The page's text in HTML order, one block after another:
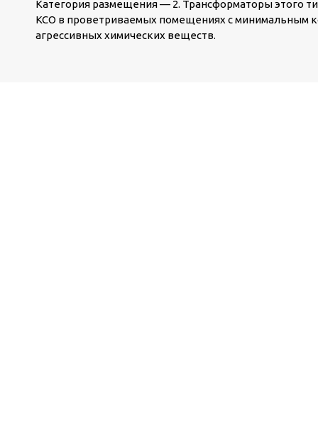
Категория размещения — 2. Трансформаторы этого
КСО в проветриваемых помещениях с минимальным
агрессивных химических веществ.